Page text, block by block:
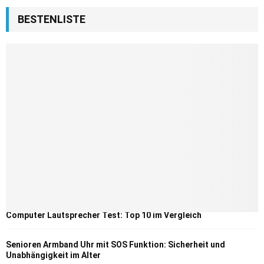
BESTENLISTE
Computer Lautsprecher Test: Top 10 im Vergleich
Senioren Armband Uhr mit SOS Funktion: Sicherheit und
Unabhängigkeit im Alter